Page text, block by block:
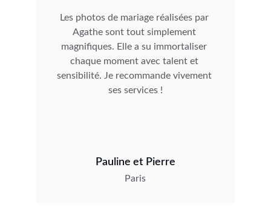
Les photos de mariage réalisées par
Agathe sont tout simplement
magnifiques. Elle a su immortaliser
chaque moment avec talent et
sensibilité. Je recommande vivement
ses services !
Pauline et Pierre
Paris